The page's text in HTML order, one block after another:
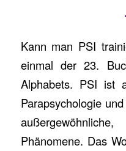
Kann man PSI
einmal der 23.
Alphabets. PSI ist
Parapsychologie
Phänomene. Das